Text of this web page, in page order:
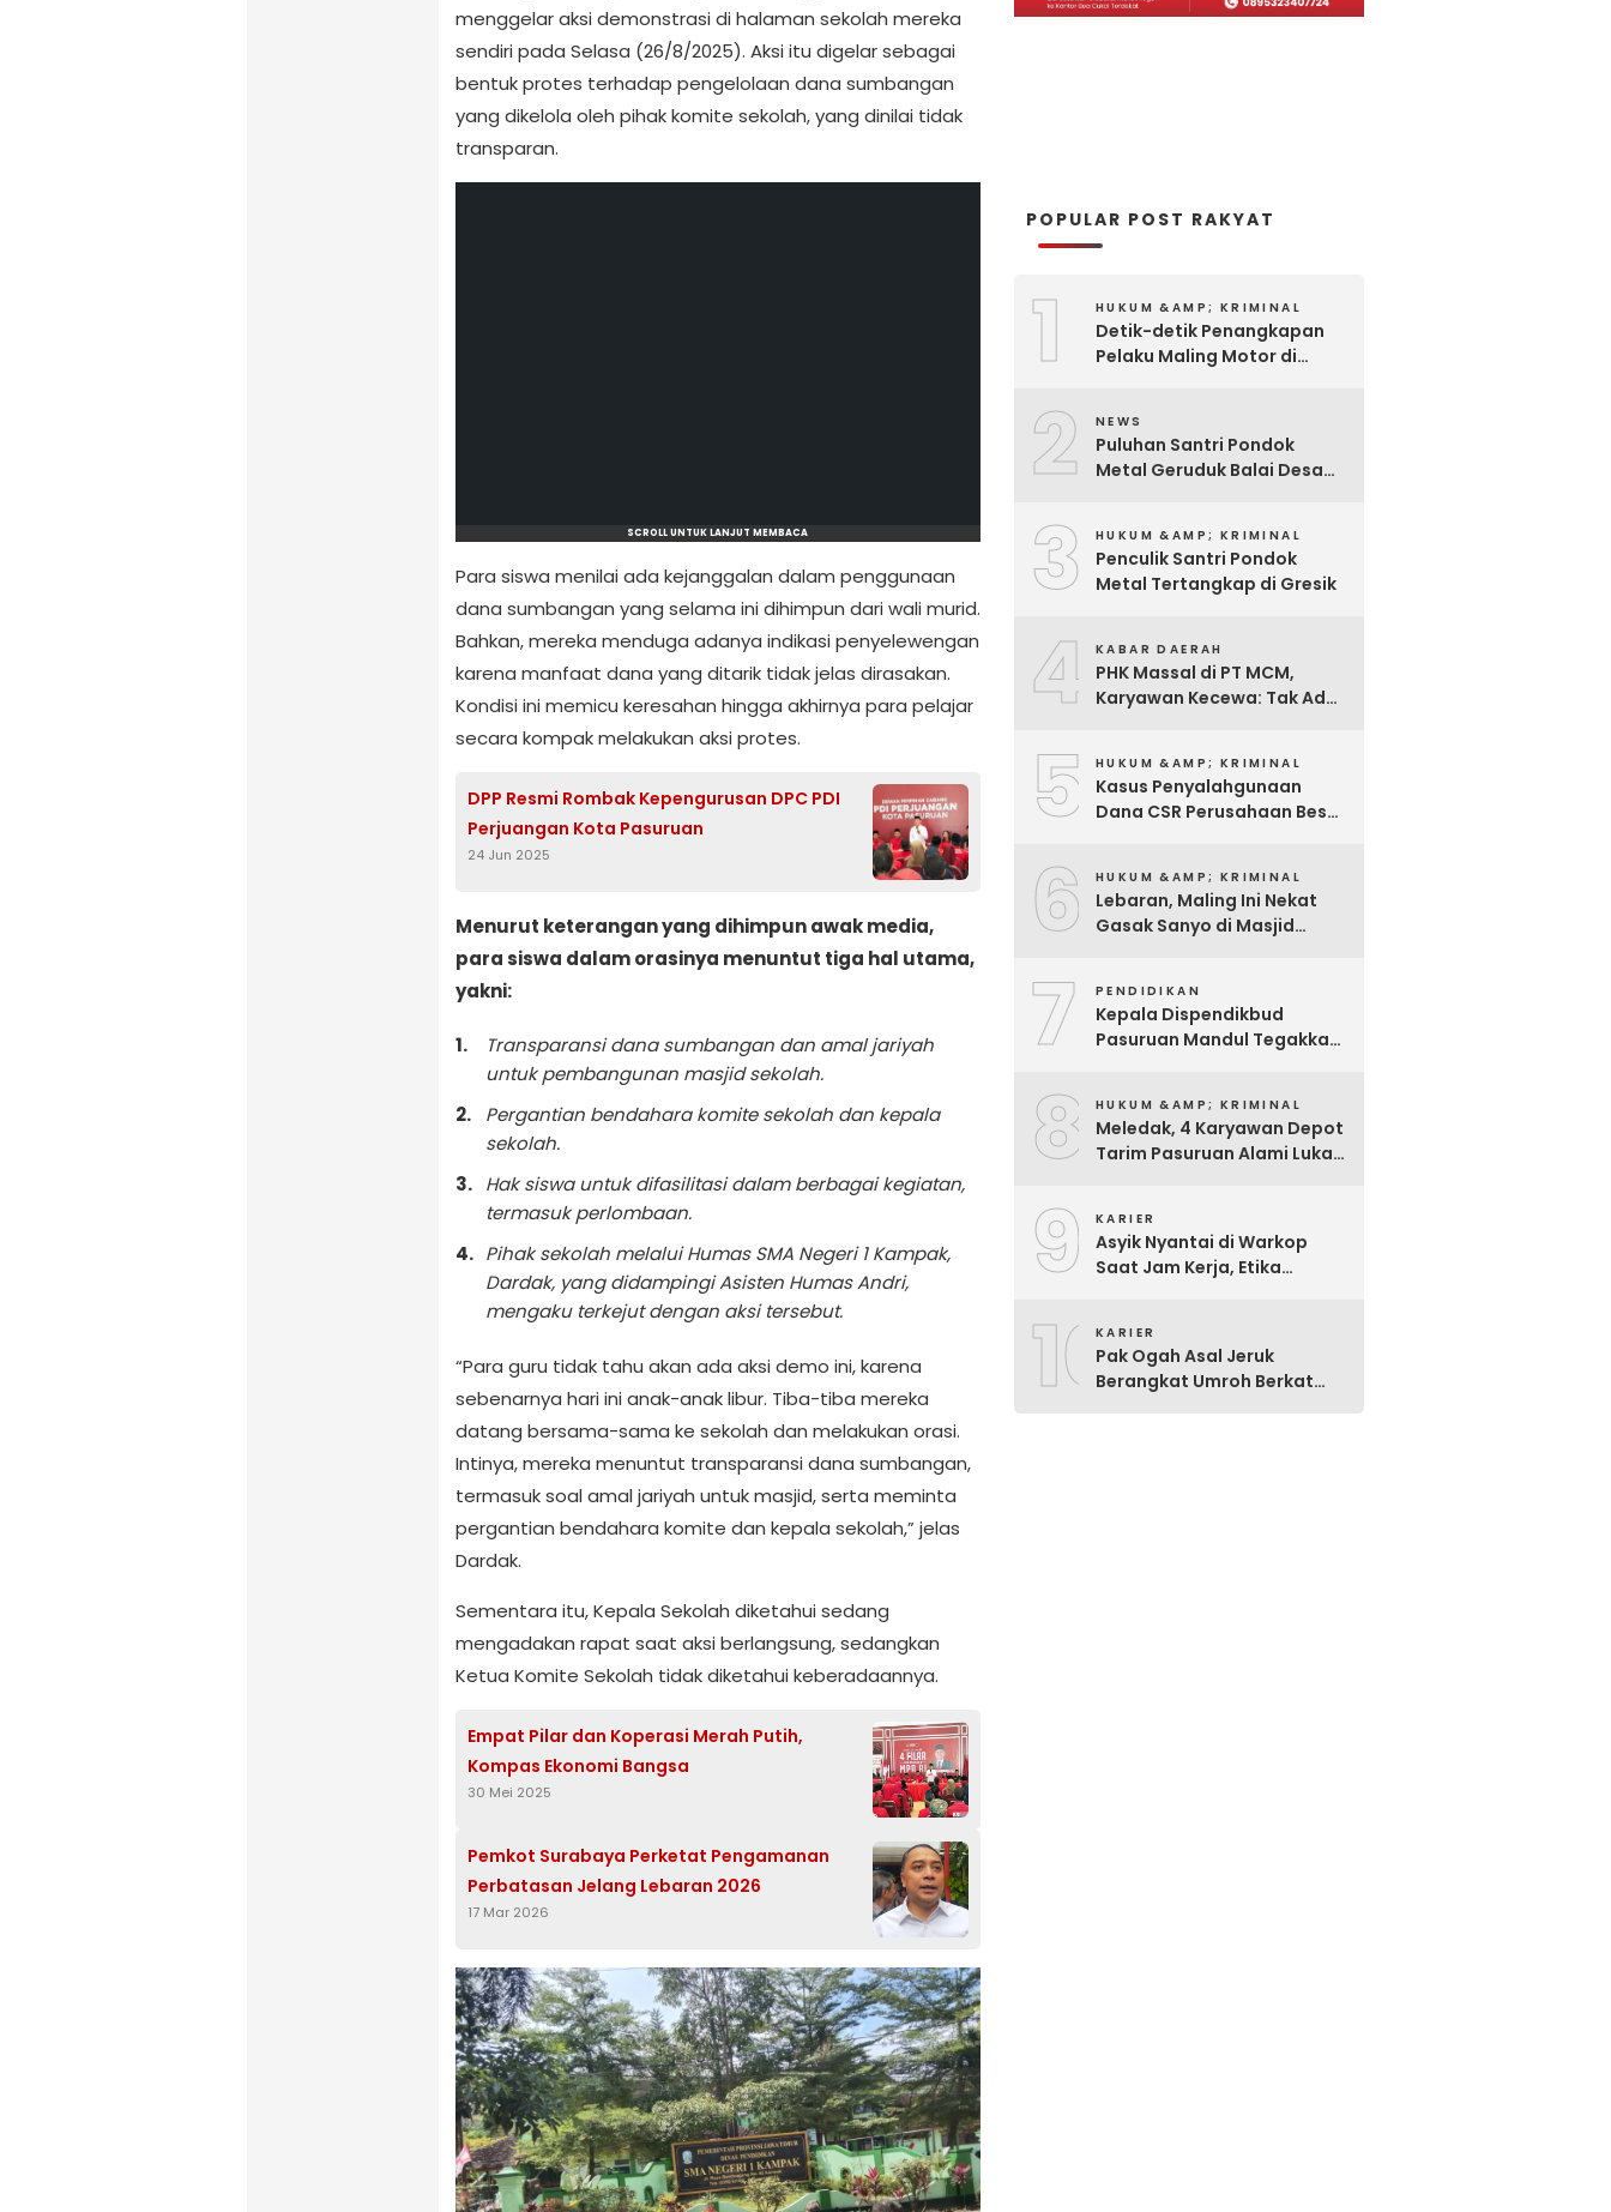
menggelar aksi demonstrasi di halaman sekolah mereka
sendiri pada Selasa (26/8/2025). Aksi itu digelar sebagai
bentuk protes terhadap pengelolaan dana sumbangan
yang dikelola oleh pihak komite sekolah, yang dinilai tidak
transparan.
SCROLL UNTUK LANJUT MEMBACA
Para siswa menilai ada kejanggalan dalam penggunaan
dana sumbangan yang selama ini dihimpun dari wali murid.
Bahkan, mereka menduga adanya indikasi penyelewengan
karena manfaat dana yang ditarik tidak jelas dirasakan.
Kondisi ini memicu keresahan hingga akhirnya para pelajar
secara kompak melakukan aksi protes.
DPP Resmi Rombak Kepengurusan DPC PDI
Perjuangan Kota Pasuruan
24 Jun 2025
Menurut keterangan yang dihimpun awak media,
para siswa dalam orasinya menuntut tiga hal utama,
yakni:
Transparansi dana sumbangan dan amal jariyah
untuk pembangunan masjid sekolah.
Pergantian bendahara komite sekolah dan kepala
sekolah.
Hak siswa untuk difasilitasi dalam berbagai kegiatan,
termasuk perlombaan.
Pihak sekolah melalui Humas SMA Negeri 1 Kampak,
Dardak, yang didampingi Asisten Humas Andri,
mengaku terkejut dengan aksi tersebut.
“Para guru tidak tahu akan ada aksi demo ini, karena
sebenarnya hari ini anak-anak libur. Tiba-tiba mereka
datang bersama-sama ke sekolah dan melakukan orasi.
Intinya, mereka menuntut transparansi dana sumbangan,
termasuk soal amal jariyah untuk masjid, serta meminta
pergantian bendahara komite dan kepala sekolah,” jelas
Dardak.
Sementara itu, Kepala Sekolah diketahui sedang
mengadakan rapat saat aksi berlangsung, sedangkan
Ketua Komite Sekolah tidak diketahui keberadaannya.
Empat Pilar dan Koperasi Merah Putih,
Kompas Ekonomi Bangsa
30 Mei 2025
Pemkot Surabaya Perketat Pengamanan
Perbatasan Jelang Lebaran 2026
17 Mar 2026
POPULAR POST RAKYAT
1 HUKUM &AMP; KRIMINAL
Detik-detik Penangkapan
Pelaku Maling Motor di
2 NEWS
Puluhan Santri Pondok
Metal Geruduk Balai Desa
3 HUKUM &AMP; KRIMINAL
Penculik Santri Pondok
Metal Tertangkap di Gresik
4 KABAR DAERAH
PHK Massal di PT MCM,
Karyawan Kecewa: Tak Ada
5 HUKUM &AMP; KRIMINAL
Kasus Penyalahgunaan
Dana CSR Perusahaan Besar
6 HUKUM &AMP; KRIMINAL
Lebaran, Maling Ini Nekat
Gasak Sanyo di Masjid
7 PENDIDIKAN
Kepala Dispendikbud
Pasuruan Mandul Tegakkan
8 HUKUM &AMP; KRIMINAL
Meledak, 4 Karyawan Depot
Tarim Pasuruan Alami Luka
9 KARIER
Asyik Nyantai di Warkop
Saat Jam Kerja, Etika
10KARIER
Pak Ogah Asal Jeruk
Berangkat Umroh Berkat